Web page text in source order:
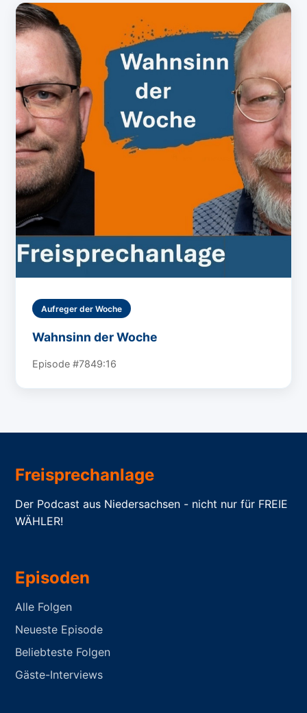
Aufreger der Woche
Wahnsinn der Woche
Episode #7849:16
Freisprechanlage
Der Podcast aus Niedersachsen - nicht nur für FREIE
WÄHLER!
Episoden
Alle Folgen
Neueste Episode
Beliebteste Folgen
Gäste-Interviews